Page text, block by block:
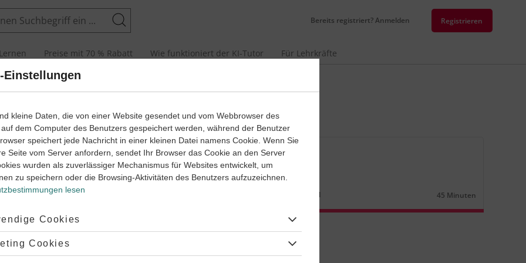
Bereits registriert? Anmelden Registrieren
Suchen
Preise mit 70 % Rabatt Wie funktioniert der KI-Tutor Für Lehrkräfte
und Abiturprüfungen
(1)
Lernjahr1
Klassenarbeit
Nebensätze (2)
1
Dauer:
45 Minuten
Einstellungen
kleine Daten, die von einer Website gesendet und vom Webbrowser des
dem Computer des Benutzers gespeichert werden, während der Benutzer
speichert jede Nachricht in einer kleinen Datei namens Cookie. Wenn Sie
Seite vom Server anfordern, sendet Ihr Browser das Cookie an den Server
wurden als zuverlässiger Mechanismus für Websites entwickelt, um
zu speichern oder die Browsing-Aktivitäten des Benutzers aufzuzeichnen.
lesen
Cookies
Cookies